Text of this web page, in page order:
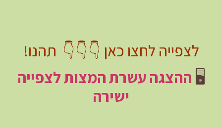
לצפייה לחצו כאן 👇👇👇 תהנו!
🖥️ ההצגה עשרת המצות לצפייה
ישירה